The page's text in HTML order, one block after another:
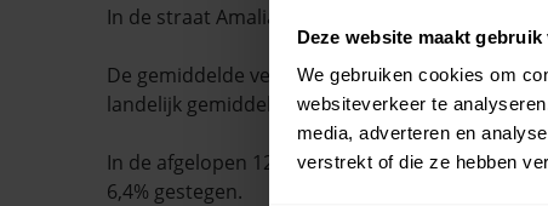
Deze website maakt
We gebruiken cookies om
websiteverkeer te
media, adverteren en
verstrekt of die ze hebben
In de straat Amalia van Solmsstraat staan 22
De gemiddelde verkooptijd is 45 dagen. Dit ligt
landelijk gemiddelde van 15 dagen.
In de afgelopen 12 maanden is de gemiddelde
6,4% gestegen.